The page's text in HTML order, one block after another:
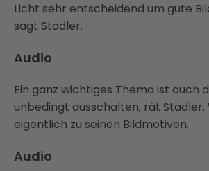
Licht sehr entscheidend um gute
sagt Stadler.
Audio
Ein ganz wichtiges Thema ist auch
unbedingt ausschalten, rät
eigentlich zu seinen Bildmotiven.
Audio